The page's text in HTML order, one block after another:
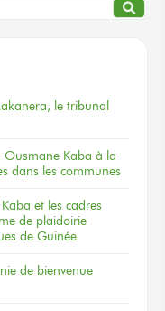
le tribunal
Ousmane Kaba à la
dans les communes
et les cadres
de plaidoirie
de Guinée
de bienvenue